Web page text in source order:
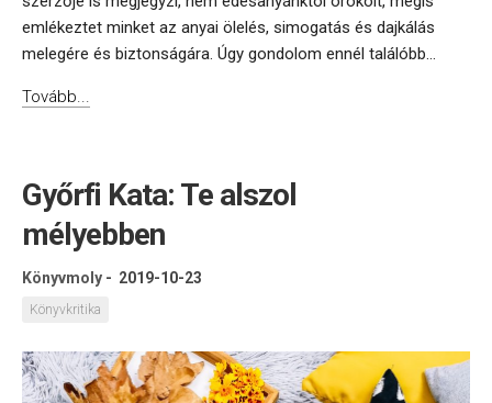
emlékeztet minket az anyai ölelés, simogatás és dajkálás
melegére és biztonságára. Úgy gondolom ennél találóbb...
Tovább...
Győrfi Kata: Te alszol
mélyebben
Könyvmoly - 2019-10-23
Könyvkritika